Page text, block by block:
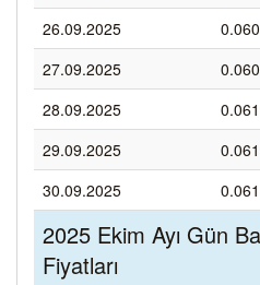
26.09.2025
27.09.2025
28.09.2025
29.09.2025
30.09.2025
2025 Ekim Ayı Gün
Fiyatları